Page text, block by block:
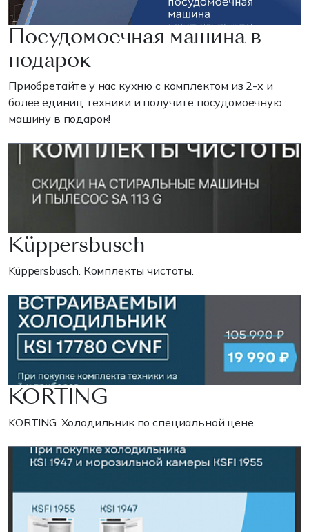
Посудомоечная машина в
подарок
Приобретайте у нас кухню с комплектом из 2-х и
более единиц техники и получите посудомоечную
машину в подарок!
Küppersbusch
Küppersbusch. Комплекты чистоты.
KORTING
KORTING. Холодильник по специальной цене.